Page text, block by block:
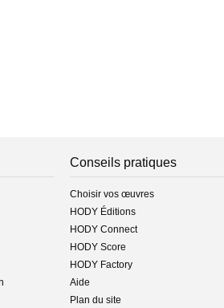
Conseils pratiques
Choisir vos œuvres
HODY Éditions
HODY Connect
HODY Score
HODY Factory
Aide
Plan du site